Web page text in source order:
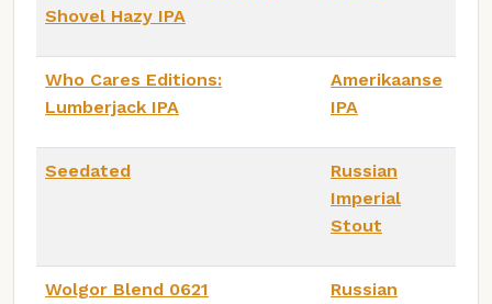
Shovel Hazy IPA
Who Cares Editions:
Lumberjack IPA
Amerikaanse
IPA
Seedated
Russian
Imperial
Stout
Wolgor Blend 0621
Russian